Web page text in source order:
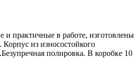
практичные в работе, изготовлены
Корпус из износостойкого
полировка. В коробке 10